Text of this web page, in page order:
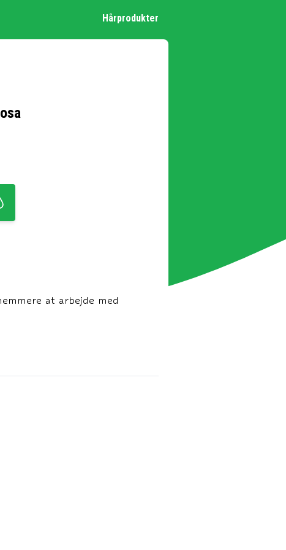
Hårprodukter
at arbejde med